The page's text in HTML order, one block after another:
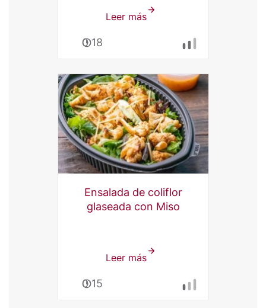
Leer mássobre
y
productos
MAGGI®
0:18
Ensalada de coliflor
glaseada con Miso
Leer mássobre
0:15